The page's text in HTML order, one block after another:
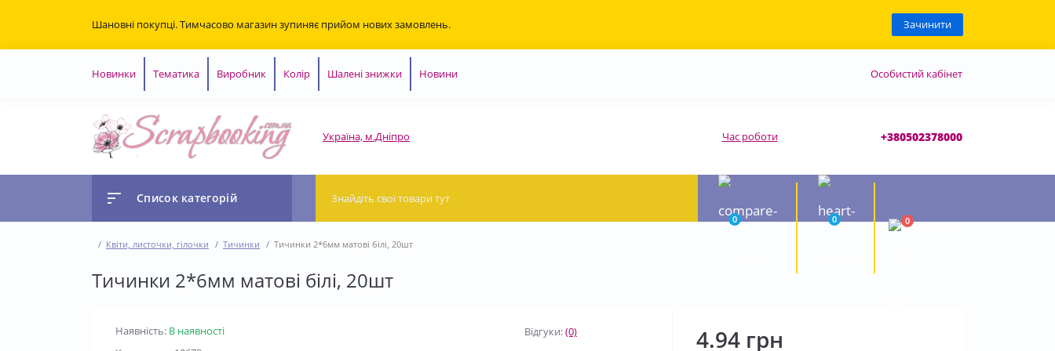
Шановні покупці. Тимчасово магазин зупиняє прийом нових замовлень. Зачинити
Новинки Тематика Виробник Колір Шалені знижки Новини Особистий кабінет
Україна, м.Дніпро Час роботи +380502378000
Список категорій
0 0 0
Квіти, листочки, гілочки Тичинки Тичинки 2*6мм матові білі, 20шт
Тичинки 2*6мм матові білі, 20шт
Наявність: В наявності
Відгуки:(0) 4.94 грн